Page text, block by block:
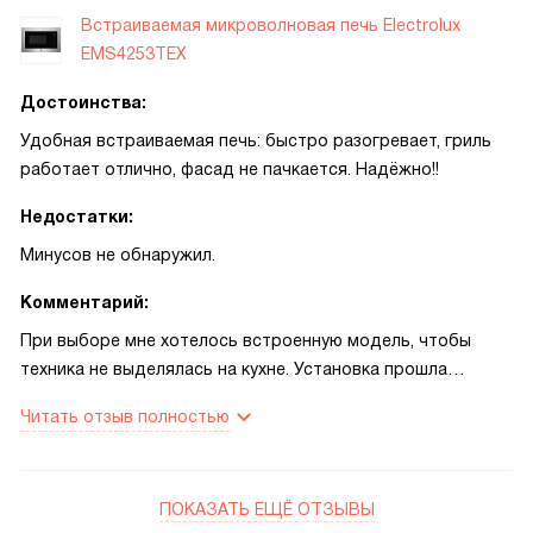
Встраиваемая микроволновая печь Electrolux
EMS4253TEX
Достоинства:
Удобная встраиваемая печь: быстро разогревает, гриль
работает отлично, фасад не пачкается. Надёжно!!
Недостатки:
Минусов не обнаружил.
Комментарий:
При выборе мне хотелось встроенную модель, чтобы
техника не выделялась на кухне. Установка прошла
микроволн и гриля: быстро разогревает остатки еды и
почти как в духовке. Фасад с антиотпечатком
Читать отзыв полностью
ПОКАЗАТЬ ЕЩЁ ОТЗЫВЫ